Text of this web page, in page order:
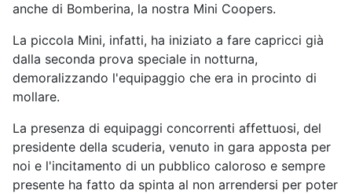
anche di Bomberina, la nostra Mini Coopers.
La piccola Mini, infatti, ha iniziato a fare capricci già
dalla seconda prova speciale in notturna,
demoralizzando l'equipaggio che era in procinto di
mollare.
La presenza di equipaggi concorrenti affettuosi, del
presidente della scuderia, venuto in gara apposta per
noi e l'incitamento di un pubblico caloroso e sempre
presente ha fatto da spinta al non arrendersi per poter